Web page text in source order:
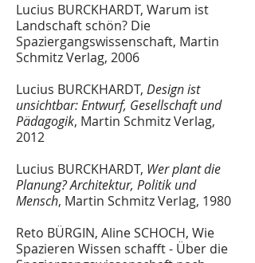
Lucius BURCKHARDT, Warum ist
Landschaft schön? Die
Spaziergangswissenschaft, Martin
Schmitz Verlag, 2006
Lucius BURCKHARDT, Design ist
unsichtbar: Entwurf, Gesellschaft und
Pädagogik, Martin Schmitz Verlag,
2012
Lucius BURCKHARDT, Wer plant die
Planung? Architektur, Politik und
Mensch, Martin Schmitz Verlag, 1980
Reto BÜRGIN, Aline SCHOCH, Wie
Spazieren Wissen schafft - Über die